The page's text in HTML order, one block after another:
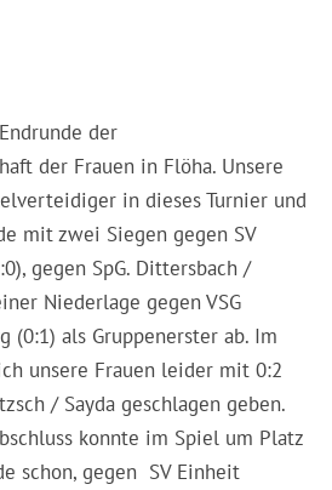
der
der Frauen in Flöha. Unsere
in dieses Turnier und
mit zwei Siegen gegen SV
gegen SpG. Dittersbach /
Niederlage gegen VSG
(0:1) als Gruppenerster ab. Im
unsere Frauen leider mit 0:2
/ Sayda geschlagen geben.
konnte im Spiel um Platz
schon, gegen SV Einheit